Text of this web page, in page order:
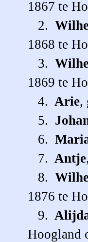
1867 te
2.
1868 te
3.
1869 te
4. Arie,
5.
6.
7. Antje
8.
1876 te
9.
Hoogland